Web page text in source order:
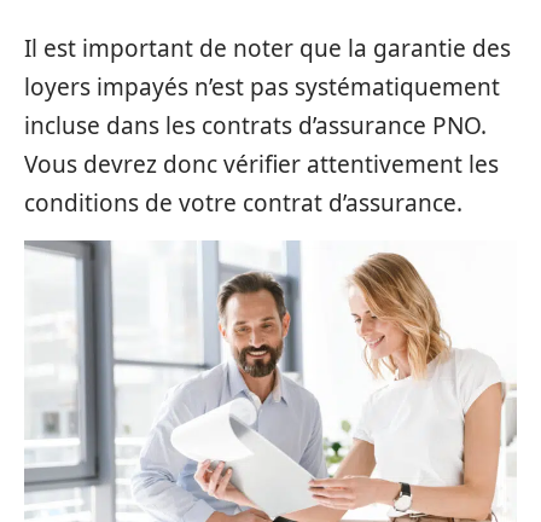
Il est important de noter que la garantie des
loyers impayés n’est pas systématiquement
incluse dans les contrats d’assurance PNO.
Vous devrez donc vérifier attentivement les
conditions de votre contrat d’assurance.